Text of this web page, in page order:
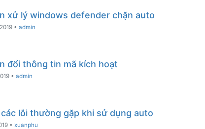
xử lý windows defender chặn auto
• admin
đổi thông tin mã kích hoạt
• admin
lỗi thường gặp khi sử dụng auto
• xuanphu